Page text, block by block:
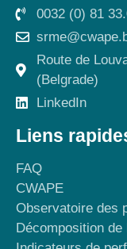
0032 (0) 81
Route de
(Belgrade)
LinkedIn
Liens
FAQ
CWAPE
Observatoire des
Décomposition